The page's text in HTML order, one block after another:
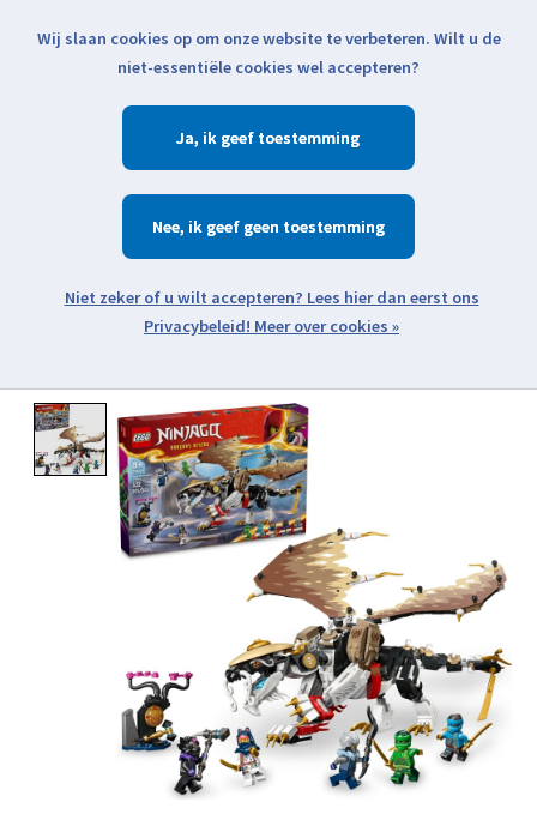
Klik voor actuele verzendinformatie...
Verlanglijst
Zoeken
Open webshop menu
Product image slideshow Items
Wij slaan cookies op om onze website te verbeteren. Wilt u de
niet-essentiële cookies wel accepteren?
Ja
Nee
Meer over cookies »